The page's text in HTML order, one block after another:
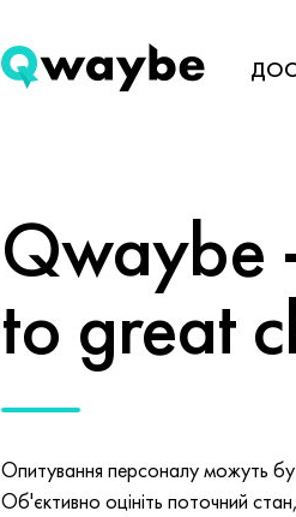
Qwaybe
to great
Опитування персоналу можуть
Об'єктивно оцініть поточний